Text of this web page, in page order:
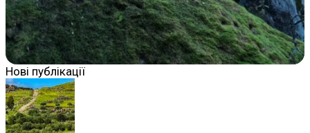
Нові публікації